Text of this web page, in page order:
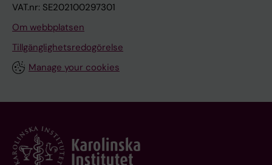
VAT.nr: SE202100297301
Om webbplatsen
Tillgänglighetsredogörelse
Manage your cookies